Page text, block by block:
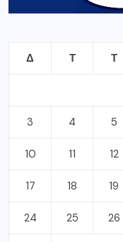
Δ Τ Τ
3 4 5
10 11 12
17 18 19
24 25 26